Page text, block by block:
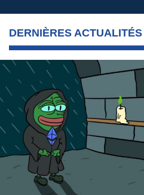
DERNIÈRES ACTUALITÉS